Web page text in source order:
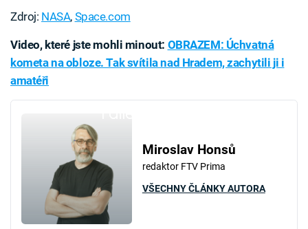
Zdroj: NASA, Space.com
Video, které jste mohli minout: OBRAZEM: Úchvatná
kometa na obloze. Tak svítila nad Hradem, zachytili ji i
amatéři
Miroslav Honsů
redaktor FTV Prima
VŠECHNY ČLÁNKY AUTORA